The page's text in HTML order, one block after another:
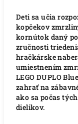
Deti sa učia
kopčekov
kornútok daný
zručnosti
hračkárske
umiestnením
LEGO DUPLO
zahrať na
ako sa počas
dielikov.